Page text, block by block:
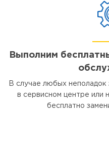
Выполним
В случае любых неполадок
в сервисном центре или
бесплатно